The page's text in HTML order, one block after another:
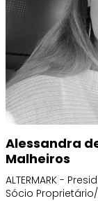
Alessandra
Malheiros
ALTERMARK -
Sócio